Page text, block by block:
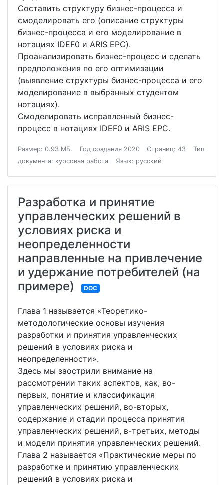
Составить структуру бизнес-процесса и
смоделировать его (описание структуры
бизнес-процесса и его моделирование в
нотациях IDEF0 и ARIS EPC).
Проанализировать бизнес-процесс и сделать
предположения по его оптимизации
(выявление структуры бизнес-процесса и его
моделирование в выбранных студентом
нотациях).
Смоделировать исправленный бизнес-
процесс в нотациях IDEF0 и ARIS EPC.
Размер: 0.93 МБ. Год создания 2020 Страниц: 43
Тип
документа: курсовая работа
Язык: русский
Разработка и принятие
управленческих решений в
условиях риска и
неопределенности
направленные на привлечение
и удержание потребителей (на
примере)
DOC
Глава 1 называется «Теоретико-
методологические основы изучения
разработки и принятия управленческих
решений в условиях риска и
неопределенности».
Здесь мы заострили внимание на
рассмотрении таких аспектов, как, во-
первых, понятие и классификация
управленческих решений, во-вторых,
содержание и стадии процесса принятия
управленческих решений, в-третьих, методы
и модели принятия управленческих решений.
Глава 2 называется «Практические меры по
разработке и принятию управленческих
решений в условиях риска и